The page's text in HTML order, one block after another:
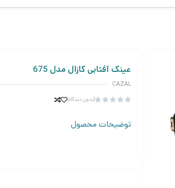
عینک آفتابی کازال مدل 675
CAZAL




(بدون دیدگاه)
توضیحات محصول